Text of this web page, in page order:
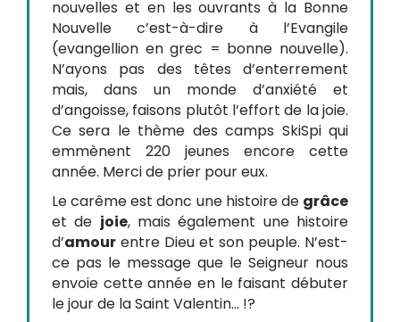
nouvelles et en les ouvrants à la Bonne
Nouvelle c’est-à-dire à l’Evangile
(evangellion en grec = bonne nouvelle).
N’ayons pas des têtes d’enterrement
mais, dans un monde d’anxiété et
d’angoisse, faisons plutôt l’effort de la joie.
Ce sera le thème des camps SkiSpi qui
emmènent 220 jeunes encore cette
année. Merci de prier pour eux.
Le carême est donc une histoire de grâce
et de joie, mais également une histoire
d’amour entre Dieu et son peuple. N’est-
ce pas le message que le Seigneur nous
envoie cette année en le faisant débuter
le jour de la Saint Valentin… !?